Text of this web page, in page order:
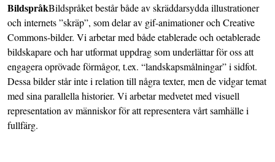
BildspråkBildspråket består både av skräddarsydda illustrationer
och internets ”skräp”, som delar av gif-animationer och Creative
Commons-bilder. Vi arbetar med både etablerade och oetablerade
bildskapare och har utformat uppdrag som underlättar för oss att
engagera oprövade förmågor, t.ex. “landskapsmålningar” i sidfot.
Dessa bilder står inte i relation till några texter, men de vidgar temat
med sina parallella historier. Vi arbetar medvetet med visuell
representation av människor för att representera vårt samhälle i
fullfärg.